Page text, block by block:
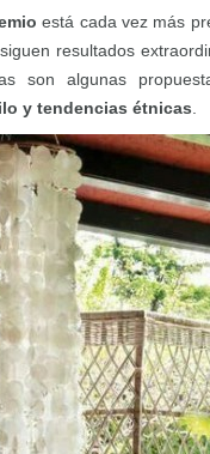
está cada vez más
resultados
son algunas
y tendencias étnicas